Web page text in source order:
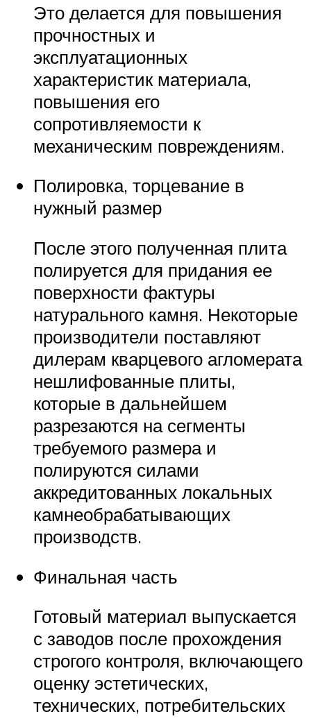
Это делается для повышения
прочностных и
эксплуатационных
характеристик материала,
повышения его
сопротивляемости к
механическим повреждениям.
Полировка, торцевание в
нужный размер
После этого полученная плита
полируется для придания ее
поверхности фактуры
натурального камня. Некоторые
производители поставляют
дилерам кварцевого агломерата
нешлифованные плиты,
которые в дальнейшем
разрезаются на сегменты
требуемого размера и
полируются силами
аккредитованных локальных
камнеобрабатывающих
производств.
Финальная часть
Готовый материал выпускается
с заводов после прохождения
строгого контроля, включающего
оценку эстетических,
технических, потребительских